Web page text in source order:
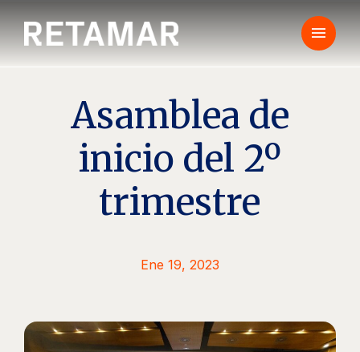
menu
Asamblea de
inicio del 2º
trimestre
Ene 19, 2023